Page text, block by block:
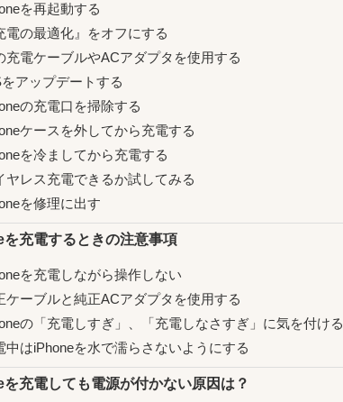
を再起動する
電の最適化』をオフにする
充電ケーブルやACアダプタを使用する
アップデートする
の充電口を掃除する
ケースを外してから充電する
を冷ましてから充電する
ヤレス充電できるか試してみる
を修理に出す
充電するときの注意事項
を充電しながら操作しない
ケーブルと純正ACアダプタを使用する
の「充電しすぎ」、「充電しなさすぎ」に気を付ける
中はiPhoneを水で濡らさないようにする
充電しても電源が付かない原因は？